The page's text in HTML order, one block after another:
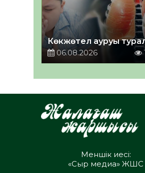
Көкжөтел ауруы
06.08.2026
Меншік иесі:
«Сыр медиа» ЖШС